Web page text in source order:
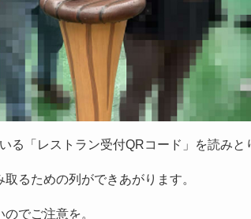
る「レストラン受付QRコード」を読みと
るための列ができあがります。
でご注意を。